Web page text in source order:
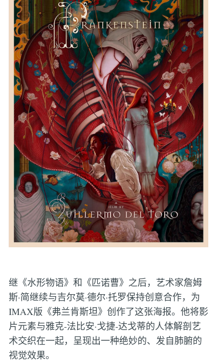
继《水形物语》和《匹诺曹》之后，艺术家詹姆
斯·简继续与吉尔莫·德尔·托罗保持创意合作，为
IMAX版《弗兰肯斯坦》创作了这张海报。他将影
片元素与雅克-法比安·戈捷-达戈蒂的人体解剖艺
术交织在一起，呈现出一种绝妙的、发自肺腑的
视觉效果。